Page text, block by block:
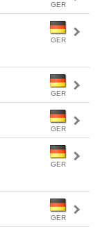
GER
GER
GER
GER
GER
GER